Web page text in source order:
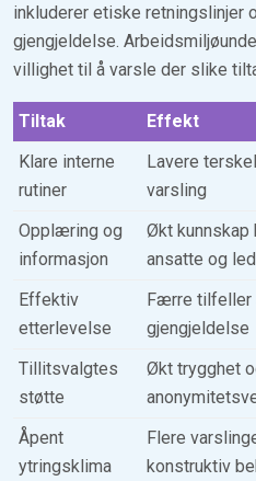
inkluderer etiske retningslinjer
gjengjeldelse.
villighet til å varsle der slike
Tiltak Effekt
Klare interne
rutiner
Lavere
varsling
Opplæring og
informasjon
Økt kunnskap
ansatte og
Effektiv
etterlevelse
Færre tilfeller
gjengjeldelse
Tillitsvalgtes
støtte
Økt trygghet
Åpent
ytringsklima
Flere
konstruktiv